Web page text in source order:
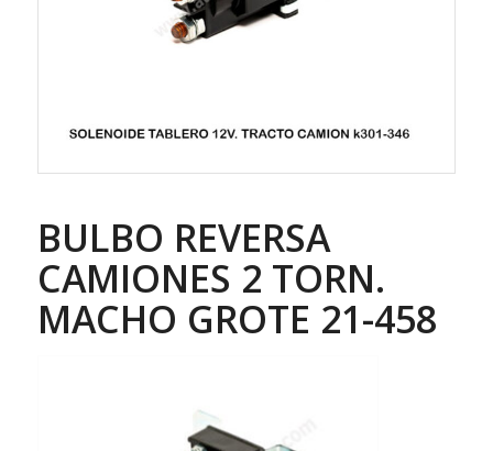
BULBO REVERSA
CAMIONES 2 TORN.
MACHO GROTE 21-458